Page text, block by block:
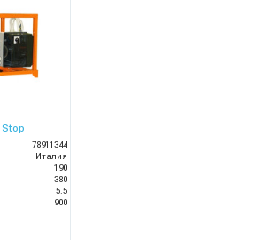
78911344
Италия
190
380
5.5
900